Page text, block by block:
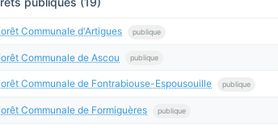
Communale d'Artigues publique
Communale de Ascou publique
Communale de Fontrabiouse-Espousouille publique
Communale de Formiguères publique